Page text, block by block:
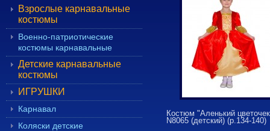
Взрослые карнавальные
костюмы
Военно-патриотические
костюмы карнавальные
Детские карнавальные
костюмы
ИГРУШКИ
Карнавал
Коляски детские
Костюм "Аленький
N8065 (детский) (р.134-140)